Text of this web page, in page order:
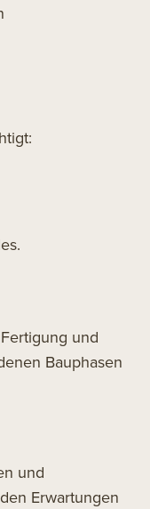
und
Bauphasen
und
Erwartungen